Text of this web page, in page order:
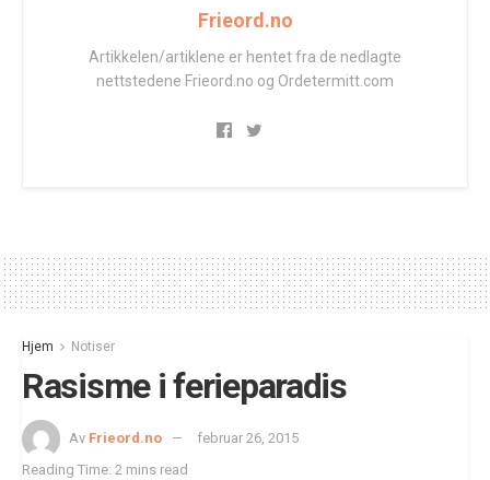
Frieord.no
Artikkelen/artiklene er hentet fra de nedlagte
nettstedene Frieord.no og Ordetermitt.com
Hjem Notiser
Rasisme i ferieparadis
Av Frieord.no
februar 26, 2015
Reading Time: 2 mins read